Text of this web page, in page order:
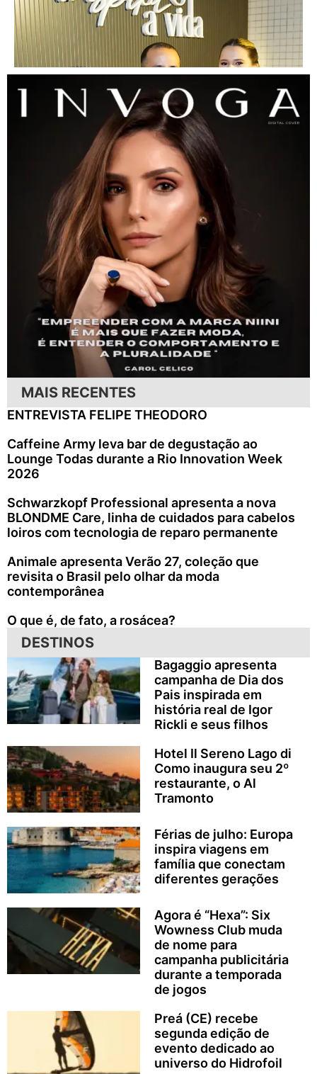
MAIS RECENTES
ENTREVISTA FELIPE THEODORO
Caffeine Army leva bar de degustação ao
Lounge Todas durante a Rio Innovation Week
2026
Schwarzkopf Professional apresenta a nova
BLONDME Care, linha de cuidados para cabelos
loiros com tecnologia de reparo permanente
Animale apresenta Verão 27, coleção que
revisita o Brasil pelo olhar da moda
contemporânea
O que é, de fato, a rosácea?
DESTINOS
Bagaggio apresenta
campanha de Dia dos
Pais inspirada em
história real de Igor
Rickli e seus filhos
Hotel Il Sereno Lago di
Como inaugura seu 2º
restaurante, o Al
Tramonto
Férias de julho: Europa
inspira viagens em
família que conectam
diferentes gerações
Agora é “Hexa”: Six
Wowness Club muda
de nome para
campanha publicitária
durante a temporada
de jogos
Preá (CE) recebe
segunda edição de
evento dedicado ao
universo do Hidrofoil